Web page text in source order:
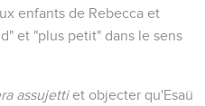
enfants de Rebecca et
et "plus petit" dans le sens
assujettiet objecter qu'Esaü